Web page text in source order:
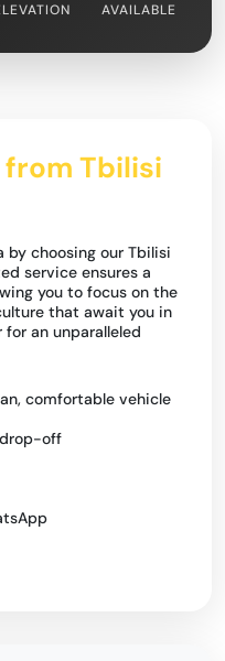
AVAILABLE
Tbilisi
by choosing our Tbilisi
service ensures a
you to focus on the
that await you in
for an unparalleled
comfortable vehicle
off